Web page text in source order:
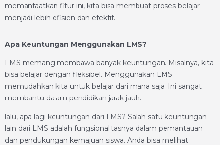
memanfaatkan fitur ini, kita bisa membuat proses belajar
menjadi lebih efisien dan efektif.
Apa Keuntungan Menggunakan LMS?
LMS memang membawa banyak keuntungan. Misalnya, kita
bisa belajar dengan fleksibel. Menggunakan LMS
memudahkan kita untuk belajar dari mana saja. Ini sangat
membantu dalam pendidikan jarak jauh.
lalu, apa lagi keuntungan dari LMS? Salah satu keuntungan
lain dari LMS adalah fungsionalitasnya dalam pemantauan
dan pendukungan kemajuan siswa. Anda bisa melihat